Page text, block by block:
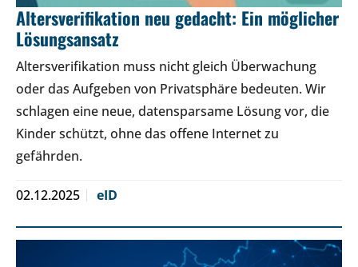
Altersverifikation neu gedacht: Ein möglicher
Lösungsansatz
Altersverifikation muss nicht gleich Überwachung
oder das Aufgeben von Privatsphäre bedeuten. Wir
schlagen eine neue, datensparsame Lösung vor, die
Kinder schützt, ohne das offene Internet zu
gefährden.
02.12.2025 eID